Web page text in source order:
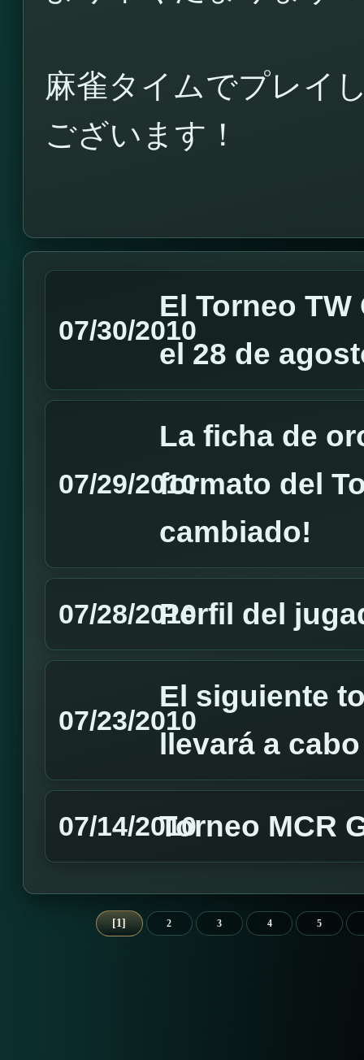
麻雀タイムでプレイ
ございます！
07/30/2010
El Torneo
el 28 de
07/29/2010
La ficha de
formato del
cambiado!
07/28/2010Perfil del
07/23/2010
El siguiente
llevará a
07/14/2010Torneo MCR
1 2 3 4 5